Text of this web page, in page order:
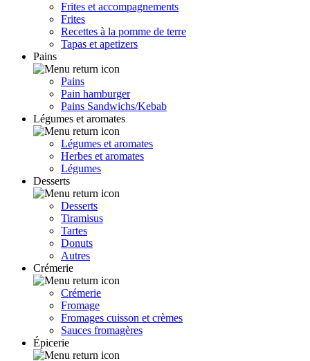
Frites et accompagnements
Frites
Recettes à la pomme de terre
Tapas et apetizers
Pains
Pains
Pain hamburger
Pains Sandwichs/Kebab
Légumes et aromates
Légumes et aromates
Herbes et aromates
Légumes
Desserts
Desserts
Tiramisus
Tartes
Donuts
Autres
Crémerie
Crémerie
Fromage
Fromages cuisson et crèmes
Sauces fromagères
Épicerie